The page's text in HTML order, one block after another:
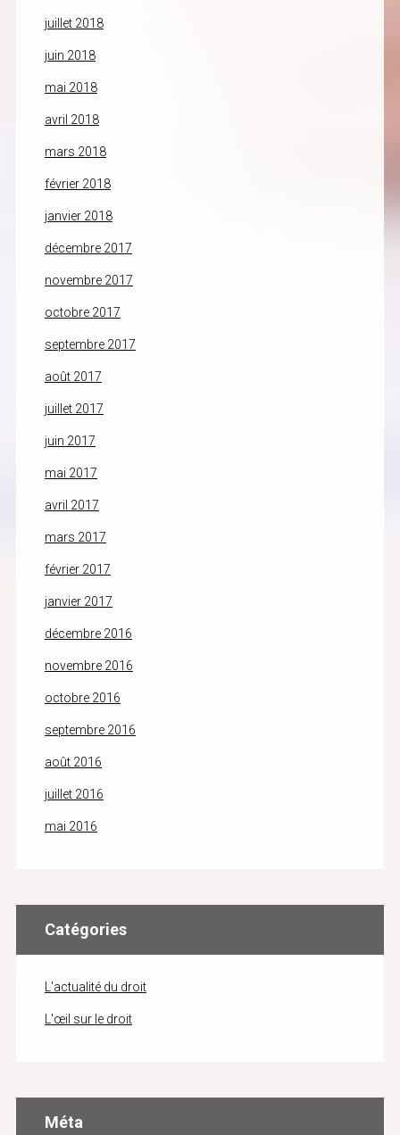
juillet 2018
juin 2018
mai 2018
avril 2018
mars 2018
février 2018
janvier 2018
décembre 2017
novembre 2017
octobre 2017
septembre 2017
août 2017
juillet 2017
juin 2017
mai 2017
avril 2017
mars 2017
février 2017
janvier 2017
décembre 2016
novembre 2016
octobre 2016
septembre 2016
août 2016
juillet 2016
mai 2016
Catégories
L'actualité du droit
L'œil sur le droit
Méta